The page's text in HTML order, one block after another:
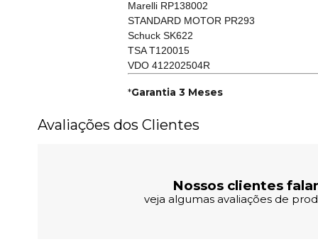
Marelli RP138002
STANDARD MOTOR PR293
Schuck SK622
TSA T120015
VDO 412202504R
*Garantia 3 Meses
Avaliações dos Clientes
Nossos clientes
veja algumas avaliações de